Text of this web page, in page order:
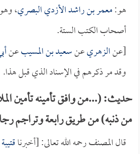
هو:معمر بن راشد الأزدي البصري،
أصحاب الكتب الستة.
[عنالزهريعنسعيد بن المسيبعن
وقد مر ذكرهم في الإسناد الذي قبل هذا.
حديث: (...من وافق تأمينه تأمين
من ذنبه) من طريق رابعة وتراجم
قال المصنف رحمه الله تعالى: [أخبرناقتيبة